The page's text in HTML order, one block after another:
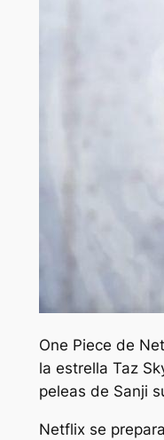
One Piece de
la estrella Taz
peleas de Sanji
Netflix se